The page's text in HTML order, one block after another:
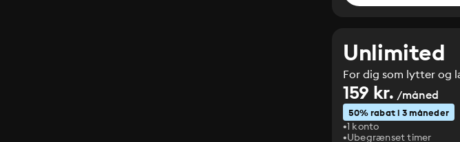
Unlimited
For dig som lytter og
159 kr. /måned
50% rabat i 3 måneder
1 konto
Ubegrænset timer